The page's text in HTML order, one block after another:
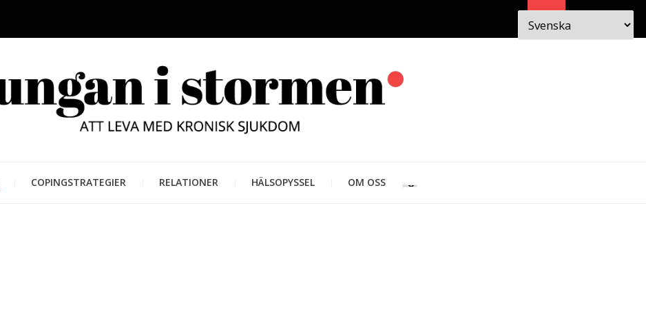
Sök
LUNGAN I
COPINGSTRATEGIER RELATIONER HÄLSOPYSSEL OM OSS